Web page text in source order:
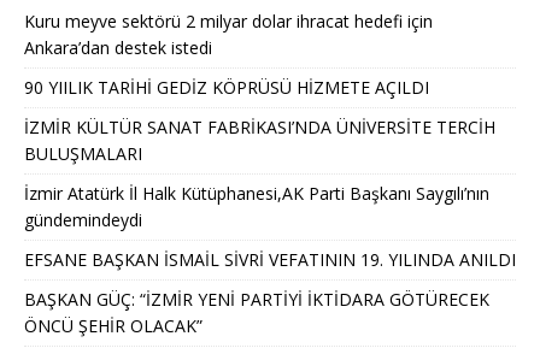
Kuru meyve sektörü 2 milyar dolar ihracat hedefi için
Ankara’dan destek istedi
90 YIILIK TARİHİ GEDİZ KÖPRÜSÜ HİZMETE AÇILDI
İZMİR KÜLTÜR SANAT FABRİKASI’NDA ÜNİVERSİTE TERCİH
BULUŞMALARI
İzmir Atatürk İl Halk Kütüphanesi,AK Parti Başkanı Saygılı’nın
gündemindeydi
EFSANE BAŞKAN İSMAİL SİVRİ VEFATININ 19. YILINDA ANILDI
BAŞKAN GÜÇ: “İZMİR YENİ PARTİYİ İKTİDARA GÖTÜRECEK
ÖNCÜ ŞEHİR OLACAK”